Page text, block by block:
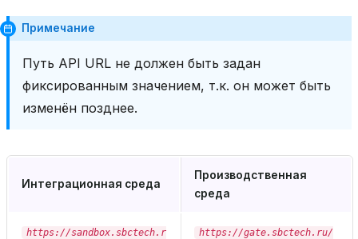
Примечание
Путь API URL не должен быть задан
фиксированным значением, т.к. он может быть
изменён позднее.
Интеграционная среда
Производственная
среда
https://sandbox.sbctech.r
https://gate.sbctech.ru/